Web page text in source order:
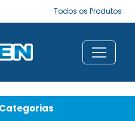
Todos os Produtos